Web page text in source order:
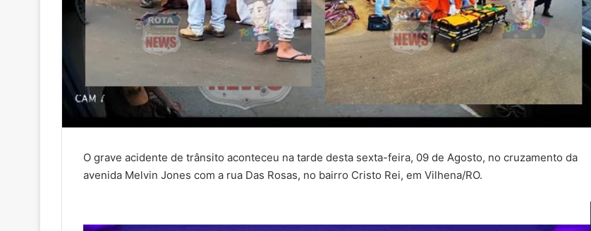
O grave acidente de trânsito aconteceu na tarde desta sexta-feira, 09 de Agosto, no cruzamento da
avenida Melvin Jones com a rua Das Rosas, no bairro Cristo Rei, em Vilhena/RO.